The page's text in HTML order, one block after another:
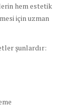
hem estetik
için uzman
şunlardır: